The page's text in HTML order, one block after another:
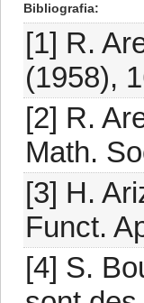
Bibliografia
[1] R.
(1958),
[2] R.
Math.
[3] H.
Funct.
[4] S.